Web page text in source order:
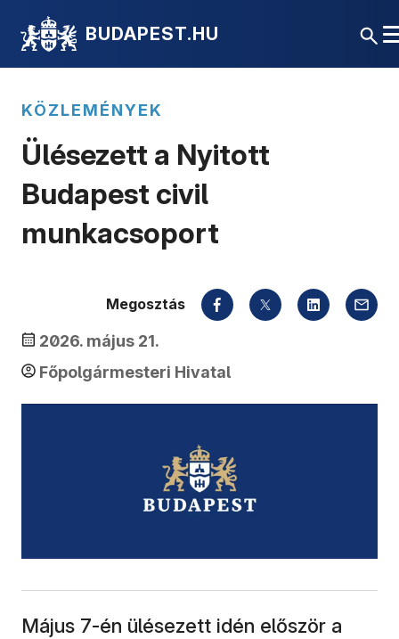
BUDAPEST.HU
KÖZLEMÉNYEK
Ülésezett a Nyitott
Budapest civil
munkacsoport
2026. május 21.
Főpolgármesteri Hivatal
Megosztás
Május 7-én ülésezett idén először a